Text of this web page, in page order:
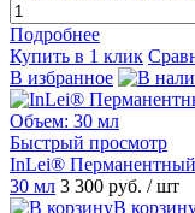
Подробнее
Купить в 1 клик
В избранное
Быстрый просмотр
InLei®
30 мл 3 300 руб. / шт
В